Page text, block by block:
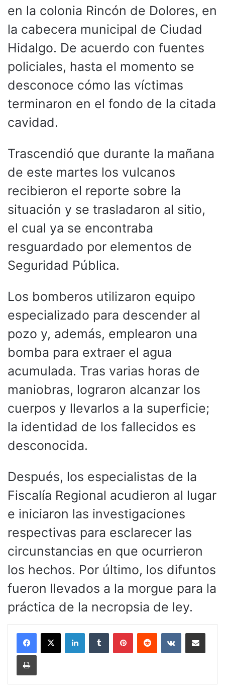
en la colonia Rincón de Dolores, en
la cabecera municipal de Ciudad
Hidalgo. De acuerdo con fuentes
policiales, hasta el momento se
desconoce cómo las víctimas
terminaron en el fondo de la citada
cavidad.
Trascendió que durante la mañana
de este martes los vulcanos
recibieron el reporte sobre la
situación y se trasladaron al sitio,
el cual ya se encontraba
resguardado por elementos de
Seguridad Pública.
Los bomberos utilizaron equipo
especializado para descender al
pozo y, además, emplearon una
bomba para extraer el agua
acumulada. Tras varias horas de
maniobras, lograron alcanzar los
cuerpos y llevarlos a la superficie;
la identidad de los fallecidos es
desconocida.
Después, los especialistas de la
Fiscalía Regional acudieron al lugar
e iniciaron las investigaciones
respectivas para esclarecer las
circunstancias en que ocurrieron
los hechos. Por último, los difuntos
fueron llevados a la morgue para la
práctica de la necropsia de ley.
LinkedInTumblr PinterestReddit VKontakteCompartir por
Imprimir